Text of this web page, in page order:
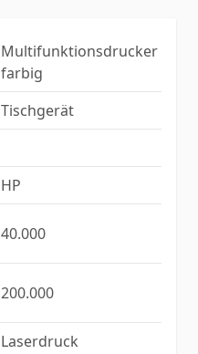
Multifunktionsdrucker
farbig
Tischgerät
HP
40.000
200.000
Laserdruck